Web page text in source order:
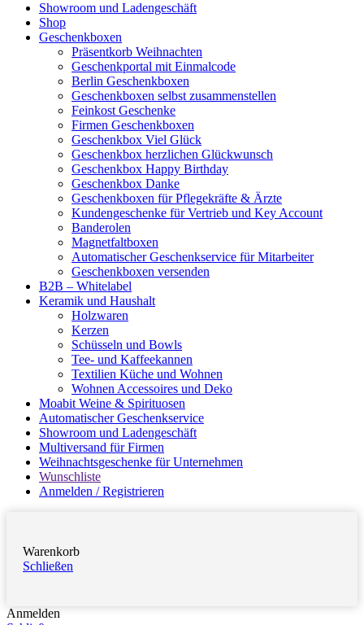
Showroom und Ladengeschäft
Shop
Geschenkboxen
Präsentkorb Weihnachten
Geschenkportal mit Einmalcode
Berlin Geschenkboxen
Geschenkboxen selbst zusammenstellen
Feinkost Geschenke
Firmen Geschenkboxen
Geschenkbox Viel Glück
Geschenkbox herzlichen Glückwunsch
Geschenkbox Happy Birthday
Geschenkbox Danke
Geschenkboxen für Pflegekräfte & Ärzte
Kundengeschenke für Vertrieb und Key Account
Banderolen
Magnetfaltboxen
Automatischer Geschenkservice für Mitarbeiter
Geschenkboxen versenden
B2B – Whitelabel
Keramik und Haushalt
Holzwaren
Kerzen
Schüsseln und Bowls
Tee- und Kaffeekannen
Textilien Küche und Wohnen
Wohnen Accessoires und Deko
Moabit Weine & Spirituosen
Automatischer Geschenkservice
Showroom und Ladengeschäft
Multiversand für Firmen
Weihnachtsgeschenke für Unternehmen
Wunschliste
Anmelden / Registrieren
Warenkorb
Schließen
Anmelden